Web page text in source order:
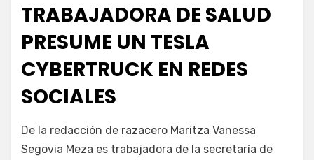
TRABAJADORA DE SALUD
PRESUME UN TESLA
CYBERTRUCK EN REDES
SOCIALES
por Fernando Miranda Servín
De la redacción de razacero Maritza Vanessa
Segovia Meza es trabajadora de la secretaría de